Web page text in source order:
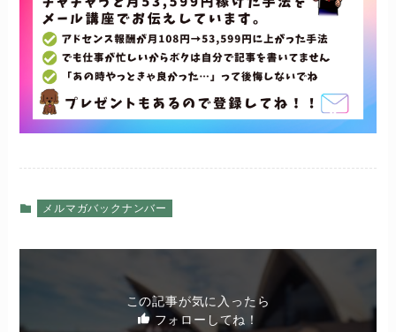
メルマガバックナンバー
この記事が気に入ったら
フォローしてね！